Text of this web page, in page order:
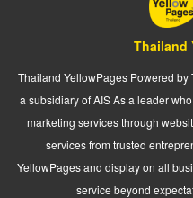
Thailand
Thailand YellowPages Powered
a subsidiary of AIS As a leader
marketing services through
services from trusted
YellowPages and display on all
service beyond